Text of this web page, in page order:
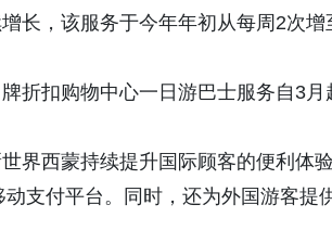
长，该服务于今年年初从每周2次
折扣购物中心一日游巴士服务自3
界西蒙持续提升国际顾客的便利体
动支付平台。同时，还为外国游客